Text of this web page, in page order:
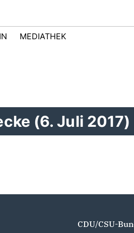
MEDIATHEK
(6. Juli 2017)
CDU/CSU-